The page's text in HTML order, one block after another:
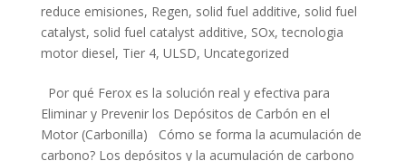
reduce emisiones, Regen, solid fuel additive, solid fuel
catalyst, solid fuel catalyst additive, SOx,tecnologia
motor diesel, Tier 4, ULSD, Uncategorized
Por qué Ferox es la solución real y efectiva para
Eliminar y Prevenir los Depósitos de Carbón en el
Motor (Carbonilla) Cómo se forma la acumulación de
carbono? Los depósitos y la acumulación de carbono